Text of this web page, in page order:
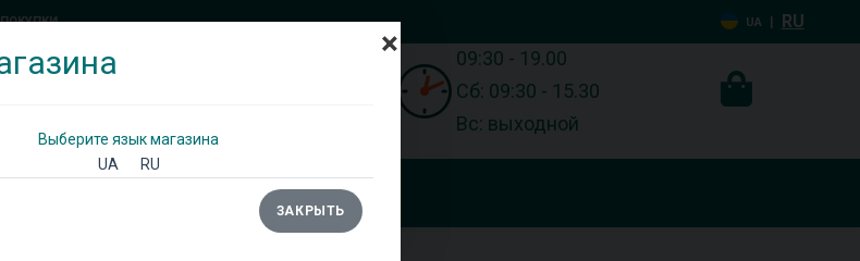
UA | RU
09:30 - 19.00
Сб: 09:30 - 15.30
Вс: выходной
ТУМБЫ/КОМОДЫ
×
Выберите язык магазина
UA
RU
ЗАКРЫТЬ